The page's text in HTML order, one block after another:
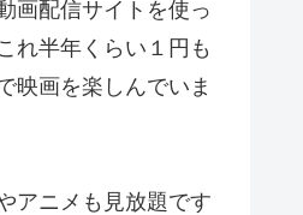
画配信サイトを使っ
れ半年くらい１円も
映画を楽しんでいま
アニメも見放題です